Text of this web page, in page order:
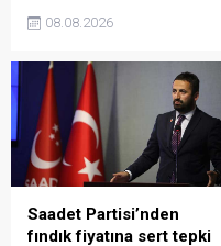
kavgada A.E. ayağından
bölgede kısa süreli panik
yaşanırken polis geniş çaplı
soruşturma başlattı.
08.08.2026
Saadet Partisi’nden
fındık fiyatına sert tepki